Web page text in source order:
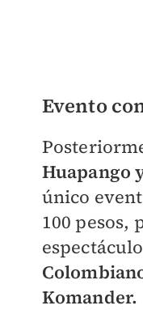
Evento
Huapango
único
100 pesos,
Komander.